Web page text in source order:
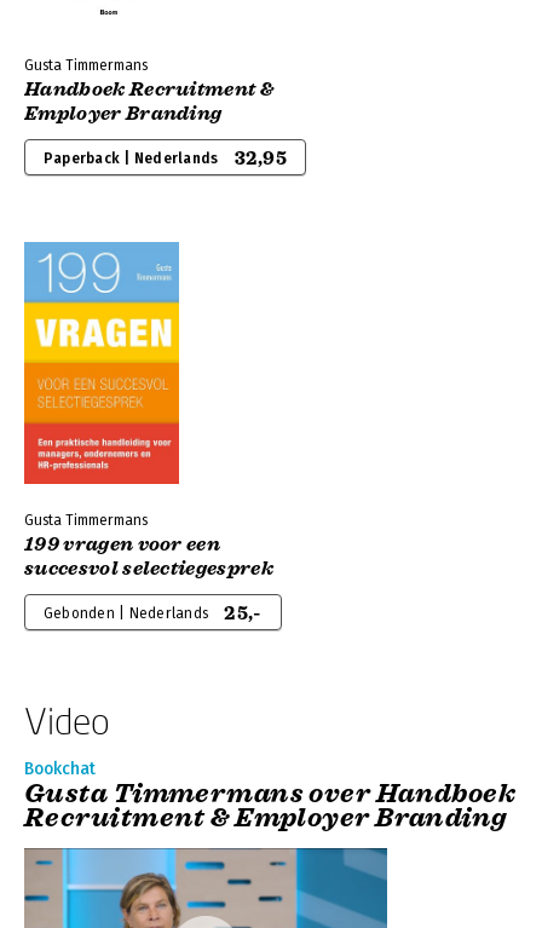
Gusta Timmermans
Handboek Recruitment &
Employer Branding
Paperback | Nederlands 32,95
Gusta Timmermans
199 vragen voor een
succesvol selectiegesprek
Gebonden | Nederlands 25,-
Video
Bookchat
Gusta Timmermans over Handboek
Recruitment & Employer Branding